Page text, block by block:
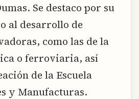
Se destaco por su
al desarrollo de
como las de la
o ferroviaria, así
de la Escuela
y Manufacturas.